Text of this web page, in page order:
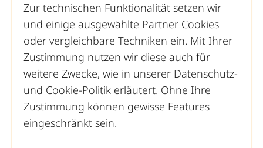
Zur technischen Funktionalität setzen wir
und einige ausgewählte Partner Cookies
oder vergleichbare Techniken ein. Mit Ihrer
Zustimmung nutzen wir diese auch für
weitere Zwecke, wie in unserer Datenschutz-
und Cookie-Politik erläutert. Ohne Ihre
Zustimmung können gewisse Features
eingeschränkt sein.